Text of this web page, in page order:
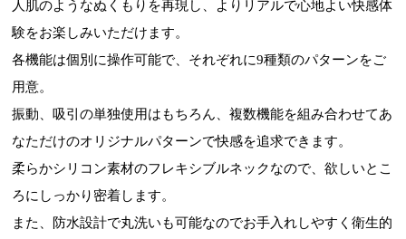
人肌のようなぬくもりを再現し、よりリアルで心地よい快感体
験をお楽しみいただけます。
各機能は個別に操作可能で、それぞれに9種類のパターンをご
用意。
振動、吸引の単独使用はもちろん、複数機能を組み合わせてあ
なただけのオリジナルパターンで快感を追求できます。
柔らかシリコン素材のフレキシブルネックなので、欲しいとこ
ろにしっかり密着します。
また、防水設計で丸洗いも可能なのでお手入れしやすく衛生的